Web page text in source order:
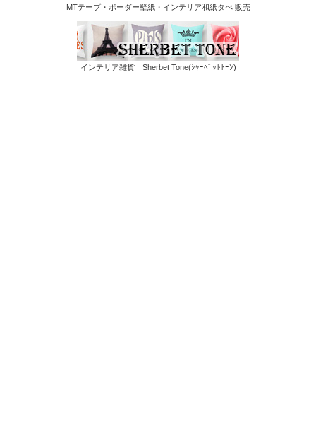
MTテープ・ボーダー壁紙・インテリア和紙タぺ 販売
インテリア雑貨 Sherbet Tone(ｼｬｰﾍﾞｯﾄﾄｰﾝ)